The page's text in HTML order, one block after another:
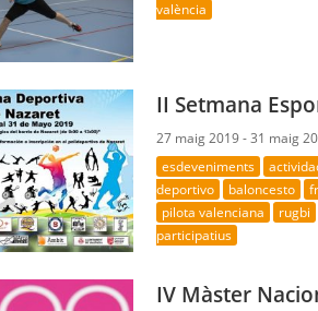
valència
II Setmana
27 maig 2019 - 31 maig
esdeveniments
deportivo
baloncesto
pilota valenciana
rugbi
participatius
IV Màster